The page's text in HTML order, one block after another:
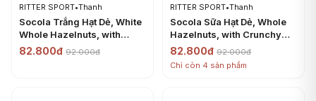
RITTER SPORT•Thanh
Socola Trắng Hạt Dẻ, White
Whole Hazelnuts, with
Crunchy Roasted Whole
82.800đ 92.000đ
RITTER SPORT•Thanh
Socola Sữa Hạt Dẻ, Whole
Hazelnuts, with Crunchy
Roasted Whole Hazelnuts,
3.5 oz (100g) - RITTER
82.800đ 92.000đ
Chỉ còn 4 sản phẩm